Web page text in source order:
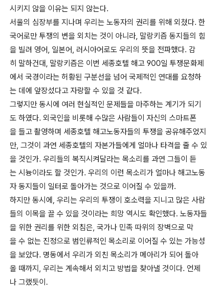
시키지 않을 이유는 되지 않는다.
서울의 심장부를 지나며 우리는 노동자의 권리를 위해 외쳤다. 한
국어로만 투쟁의 변을 외치는 것이 아니라, 말랑키즘 동지들의 힘
을 빌려 영어, 일본어, 러시아어로도 우리의 뜻을 전파했다. 감
히 말하건대, 말랑키즘은 이번 세종호텔 해고 900일 투쟁문화제
에서 국경이라는 허황된 구분선을 넘어 국제적인 연대를 요청하
는 데에 앞장섰다고 자랑할 수 있을 것 같다.
그렇지만 동시에 여러 현실적인 문제들을 마주하는 계기가 되기
도 하였다. 외국인을 비롯해 수많은 사람들이 자신의 스마트폰
을 들고 촬영하며 세종호텔 해고노동자들의 투쟁을 공유해주었지
만, 그것이 과연 세종호텔의 자본가들에게 얼마나 타격을 줄 수 있
을 것인가. 우리들의 복직시켜달라는 목소리를 과연 그들이 듣
는 시늉이라도 할 것인가. 우리의 이런 목소리가 얼마나 해고노동
자 동지들이 일터로 돌아가는 것으로 이어질 수 있을까.
하지만 동시에, 우리는 우리의 투쟁이 호소력을 지니고 많은 사람
들의 이목을 끌 수 있을 것이라는 희망 역시도 확인했다. 노동자들
을 위한 권리를 위한 외침은, 국가나 민족 따위의 장벽으로 막
을 수 없는 진정으로 범인류적인 목소리로 이어질 수 있는 가능성
을 보았다. 명동에서 우리가 외친 목소리가 메아리가 되어 돌아
올 때까지, 우리는 계속해서 외치고 방법을 찾아낼 것이다. 언제
나 그랬듯이.